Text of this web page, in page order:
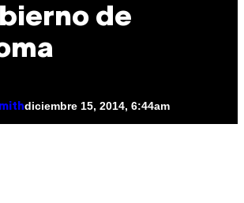
de
diciembre 15, 2014, 6:44am